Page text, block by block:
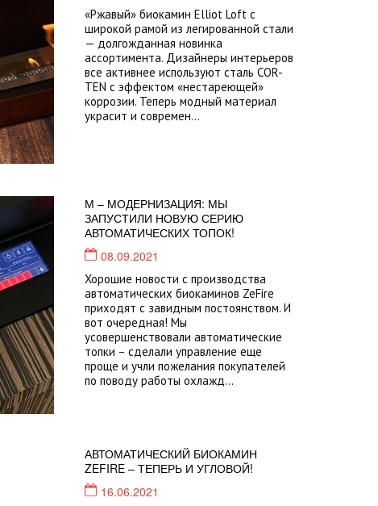
«Ржавый» биокамин Elliot Loft с
широкой рамой из легированной стали
— долгожданная новинка
ассортимента. Дизайнеры интерьеров
все активнее используют сталь COR-
TEN с эффектом «нестареющей»
коррозии. Теперь модный материал
украсит и современ...
М – МОДЕРНИЗАЦИЯ: МЫ
ЗАПУСТИЛИ НОВУЮ СЕРИЮ
АВТОМАТИЧЕСКИХ ТОПОК!
08.09.2021
Хорошие новости с производства
автоматических биокаминов ZeFire
приходят с завидным постоянством. И
вот очередная! Мы
усовершенствовали автоматические
топки – сделали управление еще
проще и учли пожелания покупателей
по поводу работы охлажд...
АВТОМАТИЧЕСКИЙ БИОКАМИН
ZEFIRE – ТЕПЕРЬ И УГЛОВОЙ!
16.06.2021